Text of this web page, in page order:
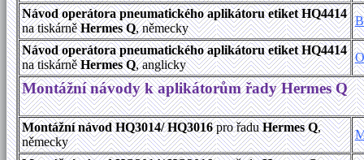
Návod operátora pneumatického aplikátoru etiket HQ4414
na tiskárněHermes Q, německy
Návod operátora pneumatického aplikátoru etiket HQ4414
na tiskárněHermes Q, anglicky
Montážní návody k aplikátorům řady Hermes Q
Montážní návod HQ3014/ HQ3016pro řaduHermes Q,
německy